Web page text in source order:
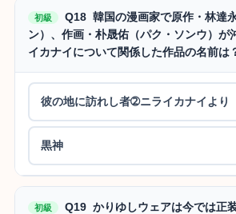
初級
Q18 韓国の漫画家で原作・林達
ン）、作画・朴晟佑（パク・ソンウ）が
イカナイについて関係した作品の名前は
彼の地に訪れし者➁ニライカナイより
黒神
初級
Q19 かりゆしウェアは今では正